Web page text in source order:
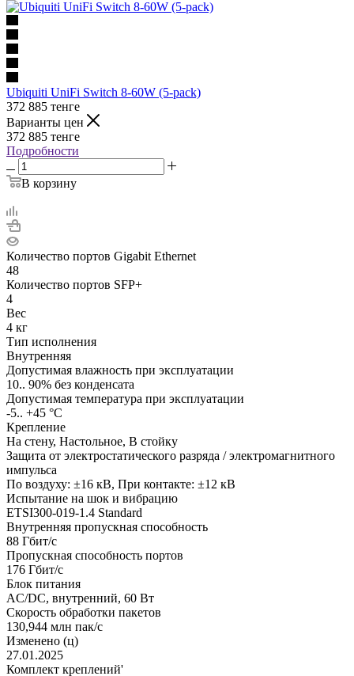
Ubiquiti UniFi Switch 8-60W (5-pack)
372 885 тенге
Варианты цен
372 885 тенге
Подробности
В корзину
Количество портов Gigabit Ethernet
48
Количество портов SFP+
4
Вес
4 кг
Тип исполнения
Внутренняя
Допустимая влажность при эксплуатации
10.. 90% без конденсата
Допустимая температура при эксплуатации
-5.. +45 °C
Крепление
На стену, Настольное, В стойку
Защита от электростатического разряда / электромагнитного
импульса
По воздуху: ±16 кВ, При контакте: ±12 кВ
Испытание на шок и вибрацию
ETSI300-019-1.4 Standard
Внутренняя пропускная способность
88 Гбит/с
Пропускная способность портов
176 Гбит/с
Блок питания
AC/DC, внутренний, 60 Вт
Скорость обработки пакетов
130,944 млн пак/с
Изменено (ц)
27.01.2025
Комплект креплений'